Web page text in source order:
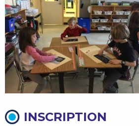
INSCRIPTION